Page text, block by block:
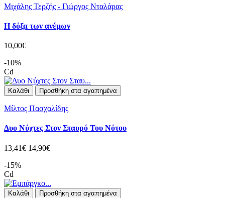
Μιχάλης Τερζής - Γιώργος Νταλάρας
Η δόξα των ανέμων
10,00€
-10%
Cd
Καλάθι Προσθήκη στα αγαπημένα
Μίλτος Πασχαλίδης
Δυο Νύχτες Στον Σταυρό Του Νότου
13,41€ 14,90€
-15%
Cd
Καλάθι Προσθήκη στα αγαπημένα